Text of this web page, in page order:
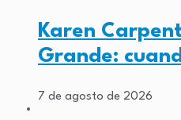
Karen
Grande:
7 de agosto de 2026